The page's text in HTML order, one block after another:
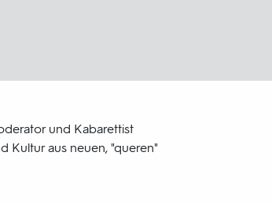
und Kabarettist
Kultur aus neuen, "queren"